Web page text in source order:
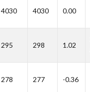
4030 4030 0.00
295 298 1.02
278 277 -0.36